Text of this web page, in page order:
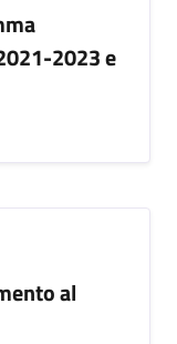
2023 e
al